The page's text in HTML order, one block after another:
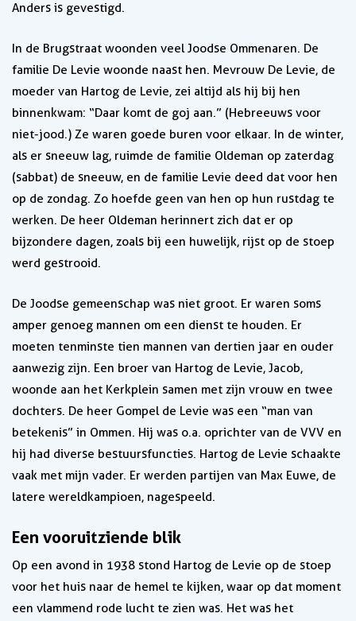
Anders is gevestigd.
In de Brugstraat woonden veel Joodse Ommenaren. De
familie De Levie woonde naast hen. Mevrouw De Levie, de
moeder van Hartog de Levie, zei altijd als hij bij hen
binnenkwam: “Daar komt de goj aan.” (Hebreeuws voor
niet-jood.) Ze waren goede buren voor elkaar. In de winter,
als er sneeuw lag, ruimde de familie Oldeman op zaterdag
(sabbat) de sneeuw, en de familie Levie deed dat voor hen
op de zondag. Zo hoefde geen van hen op hun rustdag te
werken. De heer Oldeman herinnert zich dat er op
bijzondere dagen, zoals bij een huwelijk, rijst op de stoep
werd gestrooid.
De Joodse gemeenschap was niet groot. Er waren soms
amper genoeg mannen om een dienst te houden. Er
moeten tenminste tien mannen van dertien jaar en ouder
aanwezig zijn. Een broer van Hartog de Levie, Jacob,
woonde aan het Kerkplein samen met zijn vrouw en twee
dochters. De heer Gompel de Levie was een “man van
betekenis” in Ommen. Hij was o.a. oprichter van de VVV en
hij had diverse bestuursfuncties. Hartog de Levie schaakte
vaak met mijn vader. Er werden partijen van Max Euwe, de
latere wereldkampioen, nagespeeld.
Een vooruitziende blik
Op een avond in 1938 stond Hartog de Levie op de stoep
voor het huis naar de hemel te kijken, waar op dat moment
een vlammend rode lucht te zien was. Het was het